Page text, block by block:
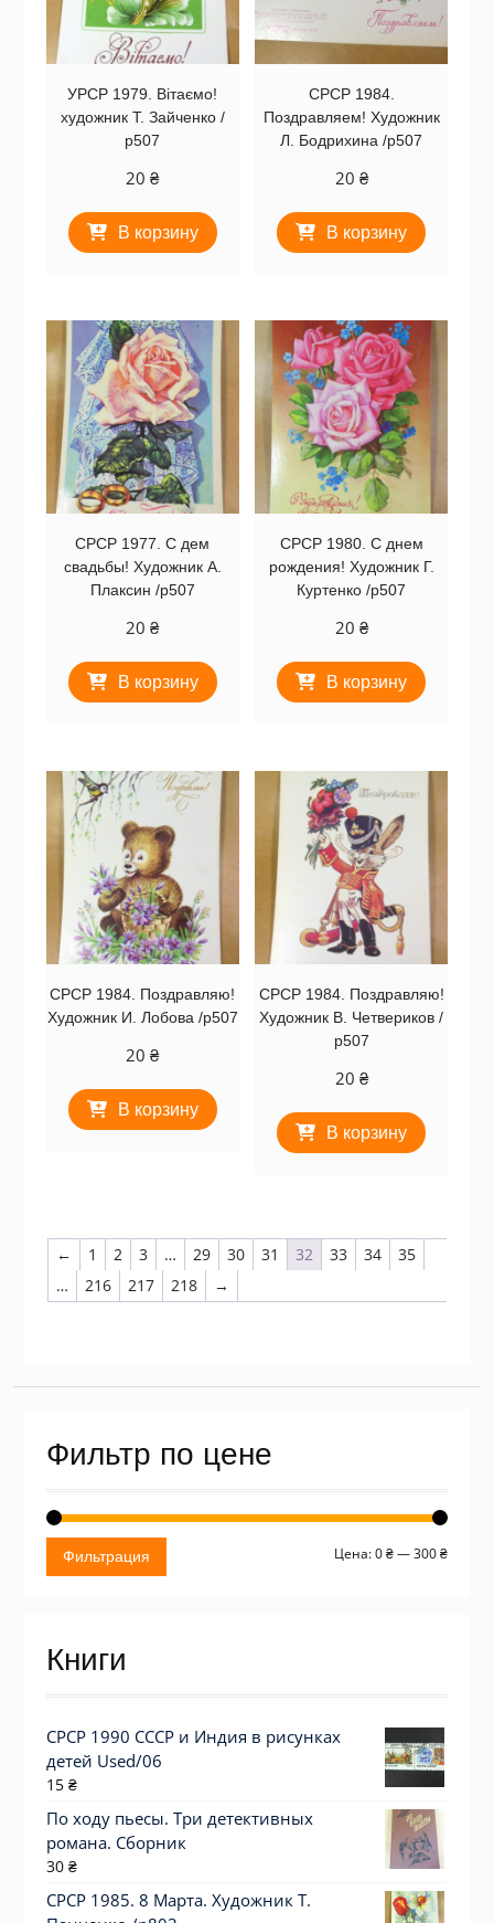
УРСР 1979. Вітаємо!
художник Т. Зайченко /
р507
20₴
В корзину
СРСР 1984.
Поздравляем! Художник
Л. Бодрихина /р507
20 ₴
В корзину
СРСР 1977. С дем
свадьбы! Художник А.
Плаксин /р507
20₴
В корзину
СРСР 1980. С днем
рождения! Художник Г.
Куртенко /р507
20 ₴
В корзину
СРСР 1984. Поздравляю!
Художник И. Лобова /р507
20₴
В корзину
СРСР 1984. Поздравляю!
Художник В. Четвериков /
р507
20 ₴
В корзину
← 1 2 3 … 29 30 31 32 33 34
35
…
216 217 218 →
Фильтр по цене
Фильтрация Цена:0 ₴—300 ₴
Книги
СРСР 1990 СССР и Индия в рисунках
детей Used/06
15 ₴
По ходу пьесы. Три детективных
романа. Сборник
30 ₴
СРСР 1985. 8 Марта. Художник Т.